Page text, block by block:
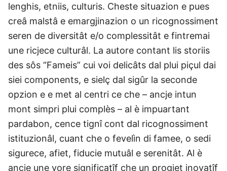
lenghis, etniis, culturis. Cheste situazion e pues
creâ malstâ e emargjinazion o un ricognossiment
seren de diversitât e/o complessitât e fintremai
une ricjece culturâl. La autore contant lis storiis
des sôs “Fameis” cui voi delicâts dal plui piçul dai
siei components, e sielç dal sigûr la seconde
opzion e e met al centri ce che – ancje intun
mont simpri plui complès – al è impuartant
pardabon, cence tignî cont dal ricognossiment
istituzionâl, cuant che o fevelìn di famee, o sedi
sigurece, afiet, fiducie mutuâl e serenitât. Al è
ancje une vore significatîf che un progjet inovatîf